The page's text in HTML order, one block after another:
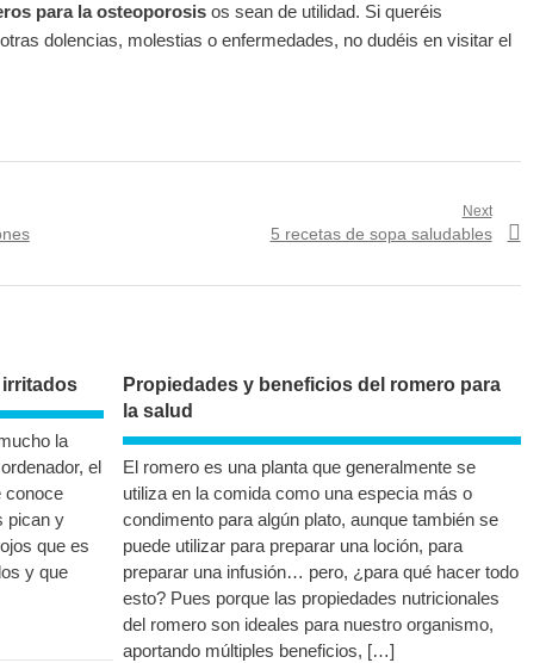
para la osteoporosisos sean de utilidad. Si queréis
dolencias, molestias o enfermedades, no dudéis en visitar el
Next
Next
5 recetas de sopa saludables
irritados
la
el
conoce
pican y
que es
y que
Propiedades y beneficios del romero para
la salud
El romero es una planta que generalmente se
utiliza en la comida como una especia más o
condimento para algún plato, aunque también se
puede utilizar para preparar una loción, para
preparar una infusión… pero, ¿para qué hacer todo
esto? Pues porque las propiedades nutricionales
del romero son ideales para nuestro organismo,
aportando múltiples beneficios, […]